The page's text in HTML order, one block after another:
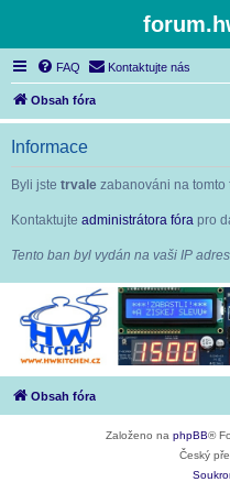
FAQ Kontaktujte nás
Obsah fóra
Informace
Byli jste trvale zabanováni na tomto
Kontaktujte administrátora fóra pro
Tento ban byl vydán na vaši IP
Obsah fóra
Založeno na phpBB®
Český